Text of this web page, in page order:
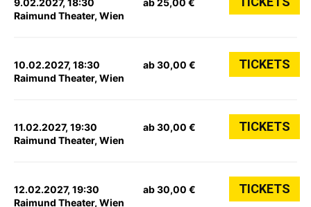
Raimund Theater, Wien
10.02.2027, 18:30
Raimund Theater, Wien
ab 30,00 € TICKETS
11.02.2027, 19:30
Raimund Theater, Wien
ab 30,00 € TICKETS
12.02.2027, 19:30
Raimund Theater, Wien
ab 30,00 € TICKETS